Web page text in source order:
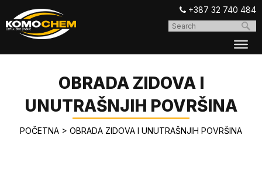
+387 32 740 484
OBRADA ZIDOVA I
UNUTRAŠNJIH POVRŠINA
POČETNA > OBRADA ZIDOVA I UNUTRAŠNJIH POVRŠINA